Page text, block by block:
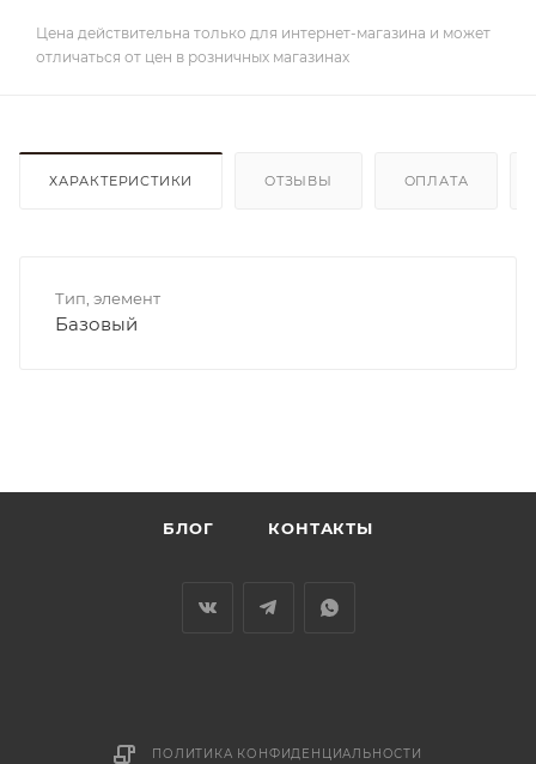
Цена действительна только для интернет-магазина и может
отличаться от цен в розничных магазинах
ХАРАКТЕРИСТИКИ ОТЗЫВЫ ОПЛАТА
Тип, элемент
Базовый
БЛОГ КОНТАКТЫ
ПОЛИТИКА КОНФИДЕНЦИАЛЬНОСТИ